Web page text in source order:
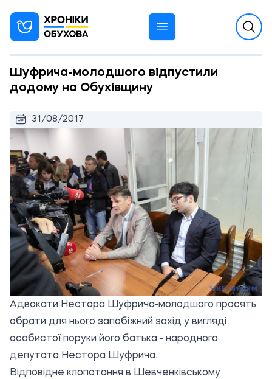
Шуфрича-молодшого відпустили
додому на Обухівщину
31/08/2017
Адвокати Нестора Шуфрича-молодшого просять
обрати для нього запобіжний захід у вигляді
особистої поруки його батька - народного
депутата Нестора Шуфрича.
Відповідне клопотання в Шевченківському